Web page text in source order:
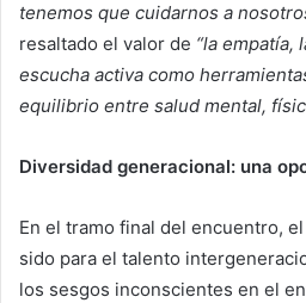
tenemos que cuidarnos a
resaltado el valor de “la empatía,
escucha activa como
equilibrio entre salud mental,
Diversidad generacional: una
En el tramo final del encuentro,
sido para el talento
los sesgos inconscientes en el